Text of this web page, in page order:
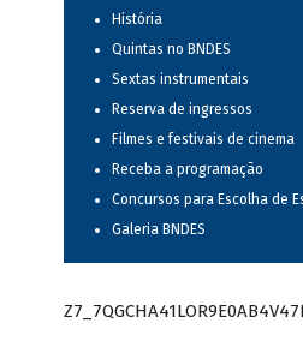
História
Quintas no BNDES
Sextas instrumentais
Reserva de ingressos
Filmes e festivais de cinema
Receba a programação
Concursos para Escolha de
Galeria BNDES